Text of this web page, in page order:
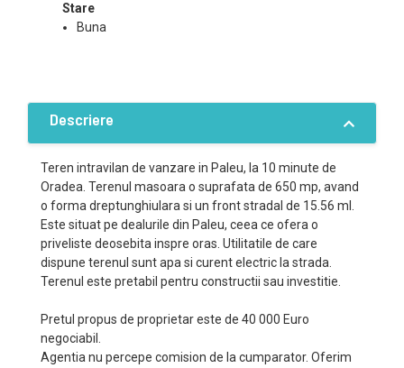
Stare
Buna
Descriere
Teren intravilan de vanzare in Paleu, la 10 minute de
Oradea. Terenul masoara o suprafata de 650 mp, avand
o forma dreptunghiulara si un front stradal de 15.56 ml.
Este situat pe dealurile din Paleu, ceea ce ofera o
priveliste deosebita inspre oras. Utilitatile de care
dispune terenul sunt apa si curent electric la strada.
Terenul este pretabil pentru constructii sau investitie.
Pretul propus de proprietar este de 40 000 Euro
negociabil.
Agentia nu percepe comision de la cumparator. Oferim